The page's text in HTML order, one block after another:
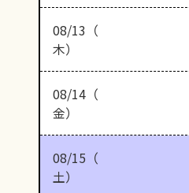
08/13（
木）
08/14（
金）
08/15（
土）